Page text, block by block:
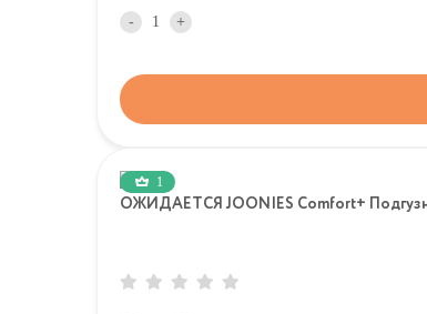
- +
1
ОЖИДАЕТСЯ JOONIES Comfort+